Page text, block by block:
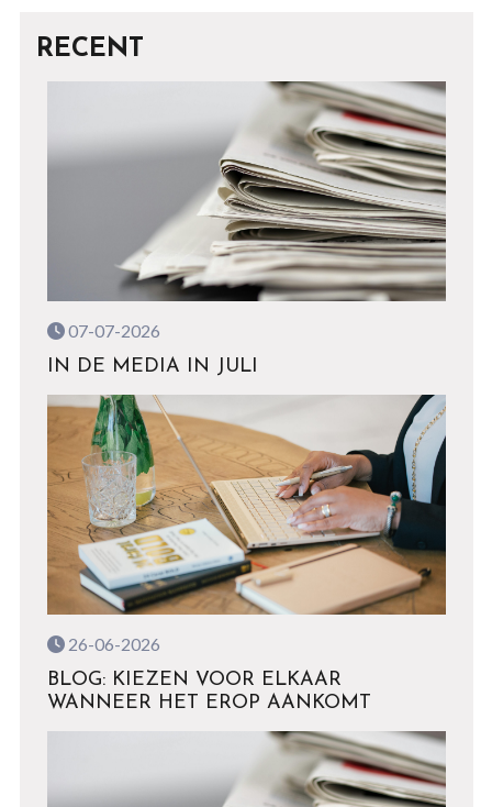
RECENT
07-07-2026
IN DE MEDIA IN JULI
26-06-2026
BLOG: KIEZEN VOOR ELKAAR
WANNEER HET EROP AANKOMT